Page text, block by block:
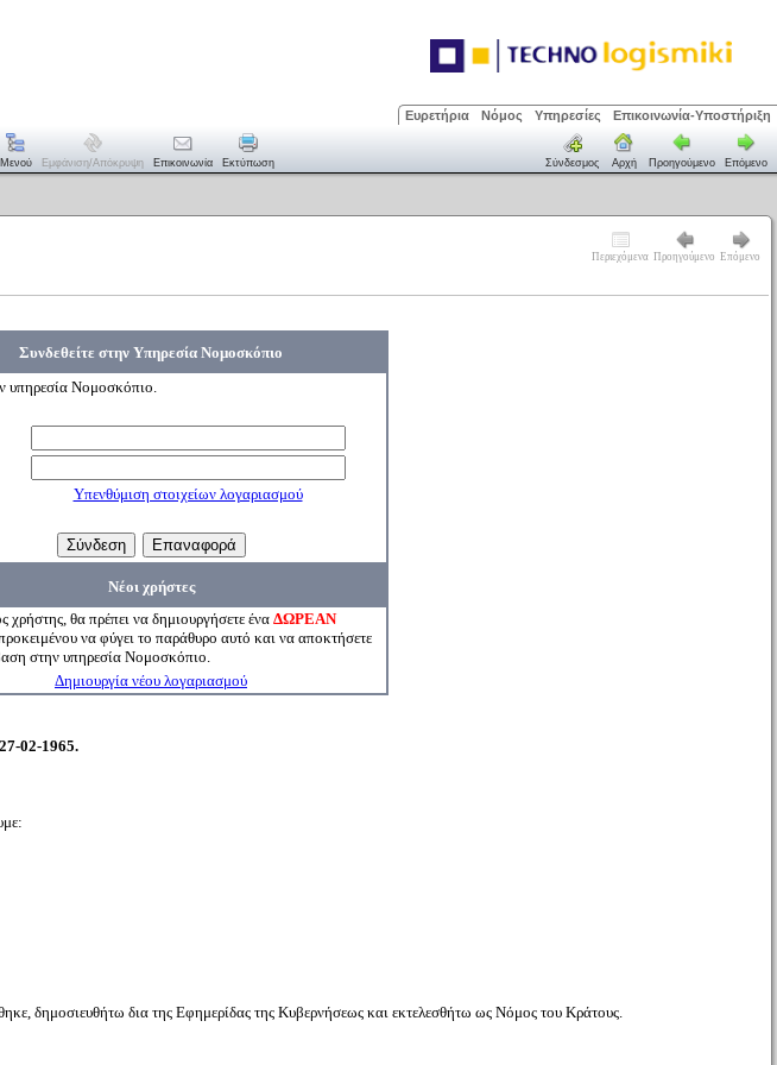
Ευρετήρια Νόμος Υπηρεσίες Επικοινωνία-Υποστήριξη
Μενού Εμφάνιση/απόκρυψη Επικοινωνία Εκτύπωση Σύνδεσμος Αρχή Προηγούμενο Επόμενο